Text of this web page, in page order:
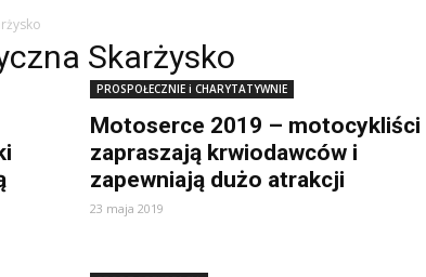
Skarżysko
PROSPOŁECZNIE i CHARYTATYWNIE
Motoserce 2019 – motocykliści
zapraszają krwiodawców i
zapewniają dużo atrakcji
23 maja 2019